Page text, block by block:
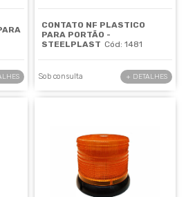
CONTATO NF PLASTICO
PARA PORTÃO -
STEELPLAST Cód: 1481
Sob consulta + DETALHES